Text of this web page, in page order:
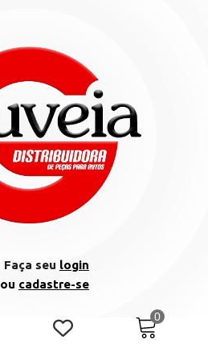
Faça seu login
ou cadastre-se